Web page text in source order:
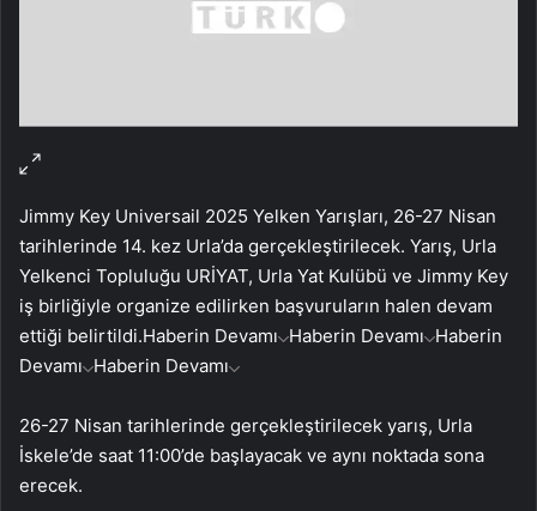
Jimmy Key Universail 2025 Yelken Yarışları, 26-27 Nisan
tarihlerinde 14. kez Urla’da gerçekleştirilecek. Yarış, Urla
Yelkenci Topluluğu URİYAT, Urla Yat Kulübü ve Jimmy Key
iş birliğiyle organize edilirken başvuruların halen devam
ettiği belirtildi.Haberin Devamı Haberin Devamı Haberin
Devamı Haberin Devamı
26-27 Nisan tarihlerinde gerçekleştirilecek yarış, Urla
İskele’de saat 11:00’de başlayacak ve aynı noktada sona
erecek.